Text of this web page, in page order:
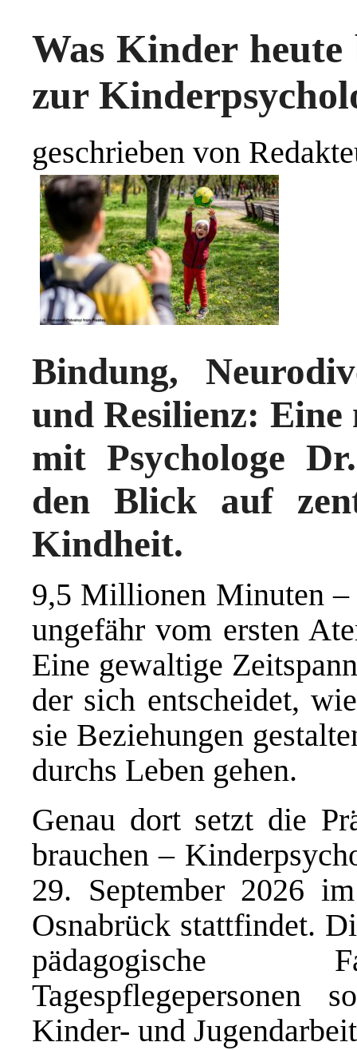
Was Kinder
zur
geschrieben von
Bindung,
und Resilienz:
mit Psychologe
den Blick auf
Kindheit.
9,5 Millionen Minuten
ungefähr vom ersten
Eine gewaltige
der sich entscheidet,
sie Beziehungen
durchs Leben gehen.
Genau dort setzt die
brauchen –
29. September 2026
Osnabrück stattfindet.
pädagogische
Tagespflegepersonen
Kinder- und